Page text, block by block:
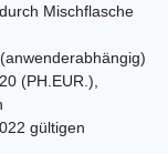
Mischflasche
(PH.EUR.),
gültigen